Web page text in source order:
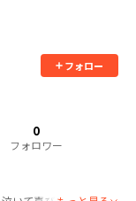
フォロー
0
フォロワー